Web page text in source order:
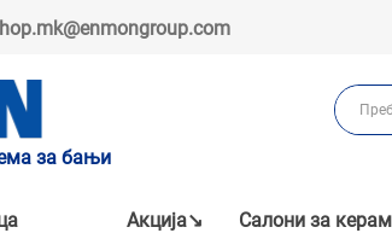
за бањи
Акцијa↘ Салони за